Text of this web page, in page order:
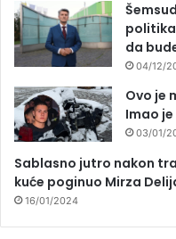
politika
da
04/12/
Ovo je
Imao
03/01/
Sablasno jutro nakon
kuće poginuo Mirza
16/01/2024